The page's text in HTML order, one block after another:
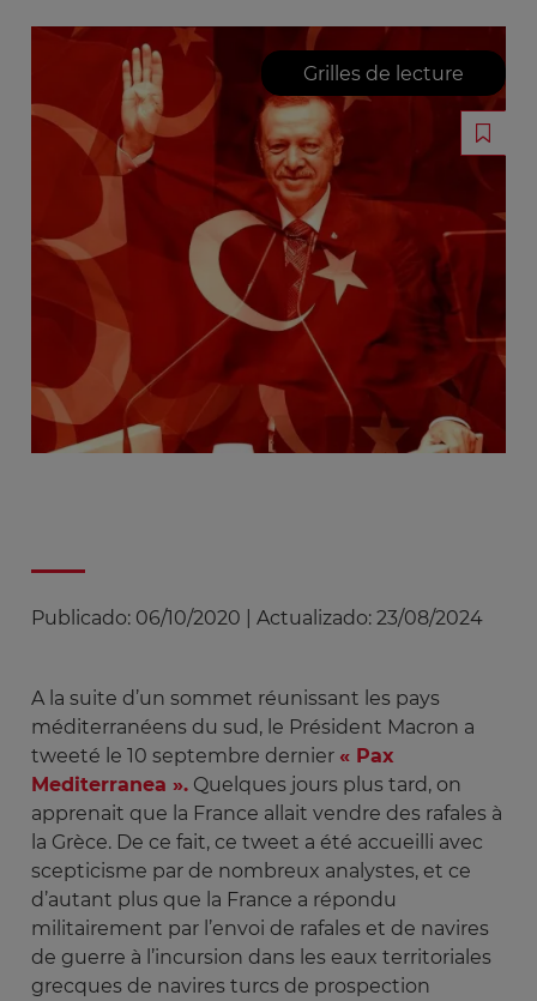
Grilles de lecture
Publicado: 06/10/2020 Actualizado: 23/08/2024
A la suite d’un sommet réunissant les pays
méditerranéens du sud, le Président Macron a
tweeté le 10 septembre dernier « Pax
Mediterranea ». Quelques jours plus tard, on
apprenait que la France allait vendre des rafales à
la Grèce. De ce fait, ce tweet a été accueilli avec
scepticisme par de nombreux analystes, et ce
d’autant plus que la France a répondu
militairement par l’envoi de rafales et de navires
de guerre à l’incursion dans les eaux territoriales
grecques de navires turcs de prospection